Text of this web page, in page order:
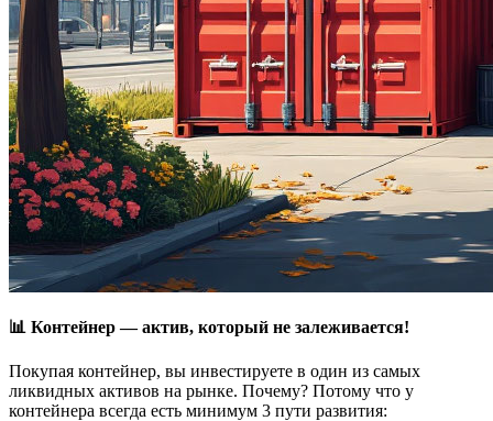
📊 Контейнер — актив, который не залеживается!
Покупая контейнер, вы инвестируете в один из самых
ликвидных активов на рынке. Почему? Потому что у
контейнера всегда есть минимум 3 пути развития: